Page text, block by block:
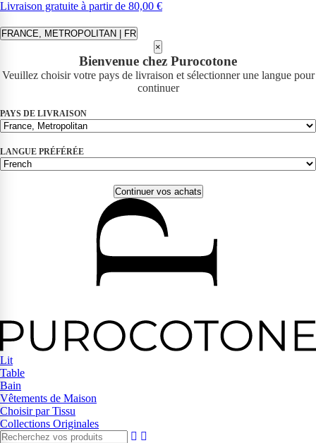
Livraison gratuite à partir de 80,00 €
FRANCE, METROPOLITAN | FR
×
Bienvenue chez Purocotone
Veuillez choisir votre pays de livraison et sélectionner une langue pour
continuer
PAYS DE LIVRAISON
LANGUE PRÉFÉRÉE
Continuer vos achats
Lit
Table
Bain
Vêtements de Maison
Choisir par Tissu
Collections Originales